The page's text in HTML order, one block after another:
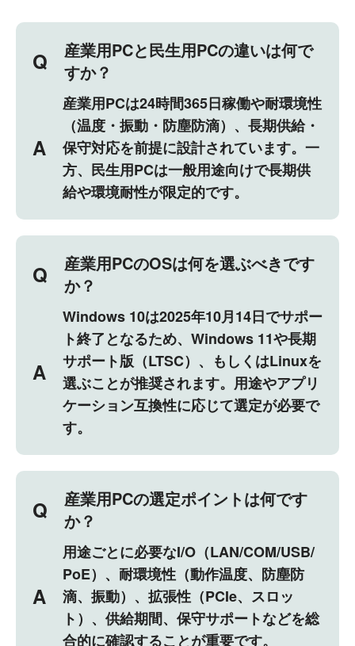
Q
産業用PCと民生用PCの違いは何で
すか？
A
産業用PCは24時間365日稼働や耐環境性
（温度・振動・防塵防滴）、長期供給・
保守対応を前提に設計されています。一
方、民生用PCは一般用途向けで長期供
給や環境耐性が限定的です。
Q
産業用PCのOSは何を選ぶべきです
か？
A
Windows 10は2025年10月14日でサポー
ト終了となるため、Windows 11や長期
サポート版（LTSC）、もしくはLinuxを
選ぶことが推奨されます。用途やアプリ
ケーション互換性に応じて選定が必要で
す。
Q
産業用PCの選定ポイントは何です
か？
A
用途ごとに必要なI/O（LAN/COM/USB/
PoE）、耐環境性（動作温度、防塵防
滴、振動）、拡張性（PCIe、スロッ
ト）、供給期間、保守サポートなどを総
合的に確認することが重要です。